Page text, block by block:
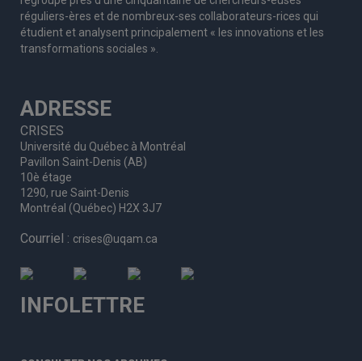
réguliers-ères et de nombreux-ses collaborateurs-rices qui
étudient et analysent principalement « les innovations et les
transformations sociales ».
ADRESSE
CRISES
Université du Québec à Montréal
Pavillon Saint-Denis (AB)
10è étage
1290, rue Saint-Denis
Montréal (Québec) H2X 3J7
Courriel : crises@uqam.ca
INFOLETTRE